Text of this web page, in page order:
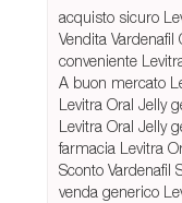
acquisto sicuro
Vendita Vardenafil
conveniente
A buon mercato
Levitra Oral Jelly
Levitra Oral Jelly
farmacia Levitra
Sconto Vardenafil
venda generico